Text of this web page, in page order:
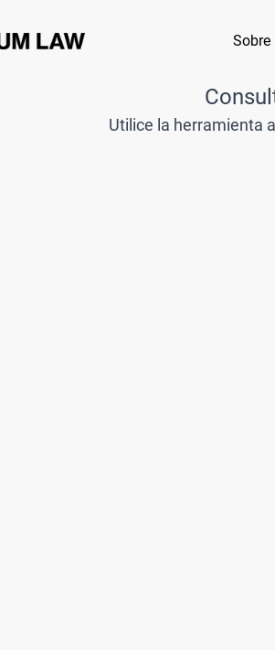
Sobre
Utilice la herramienta